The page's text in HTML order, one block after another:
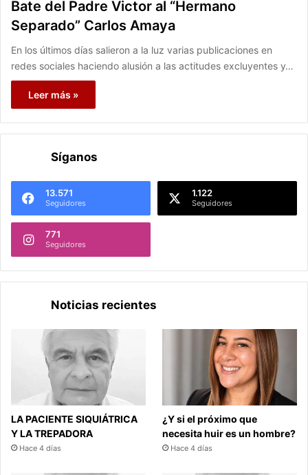
Bate del Padre Victor al “Hermano
Separado” Carlos Amaya
En los últimos días salieron a la luz varias publicaciones en
redes sociales haciendo alusión a las actitudes excluyentes y…
Leer más »
Síganos
13.571
Seguidores
1.122
Seguidores
771
Seguidores
Noticias recientes
LA PACIENTE SIQUIÁTRICA
Y LA TREPADORA
Hace 4 días
¿Y si el próximo que
necesita huir es un hombre?
Hace 4 días